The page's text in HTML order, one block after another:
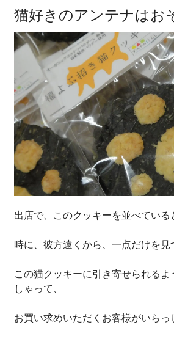
猫好きのアンテナはお
出店で、このクッキーを並べている
時に、彼方遠くから、一点だけを見
この猫クッキーに引き寄せられるよ
しゃって、
お買い求めいただくお客様がいらっ